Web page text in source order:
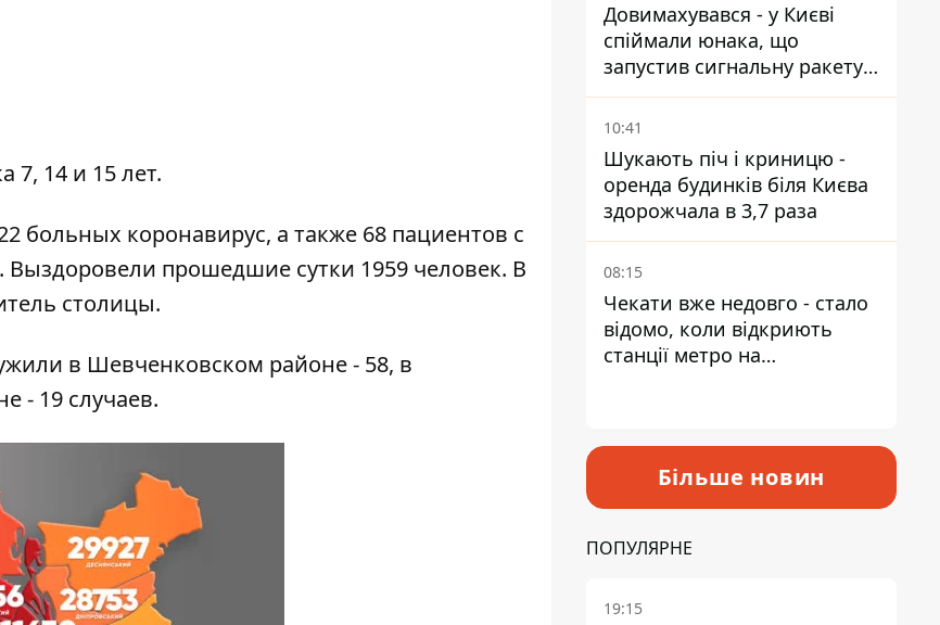
7, 14 и 15 лет.
больных коронавирус, а также 68 пациентов с
прошедшие сутки 1959 человек. В
столицы.
в Шевченковском районе - 58, в
- 19 случаев.
Довимахувався - у Києві
спіймали юнака, що
запустив сигнальну ракету,
аби потішити дівчат
10:41
Шукають піч і криницю -
оренда будинків біля Києва
здорожчала в 3,7 раза
08:15
Чекати вже недовго - стало
відомо, коли відкриють
станції метро на
Більше новин
ПОПУЛЯРНЕ
19:15